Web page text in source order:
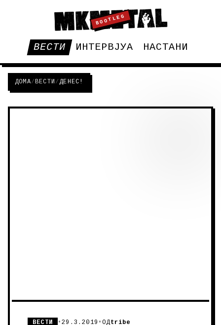
BOOTLEG
ВЕСТИ ИНТЕРВЈУА НАСТАНИ
ДОМА/ВЕСТИ /ДЕНЕС!
ВЕСТИ •29.3.2019 •ОДtribe